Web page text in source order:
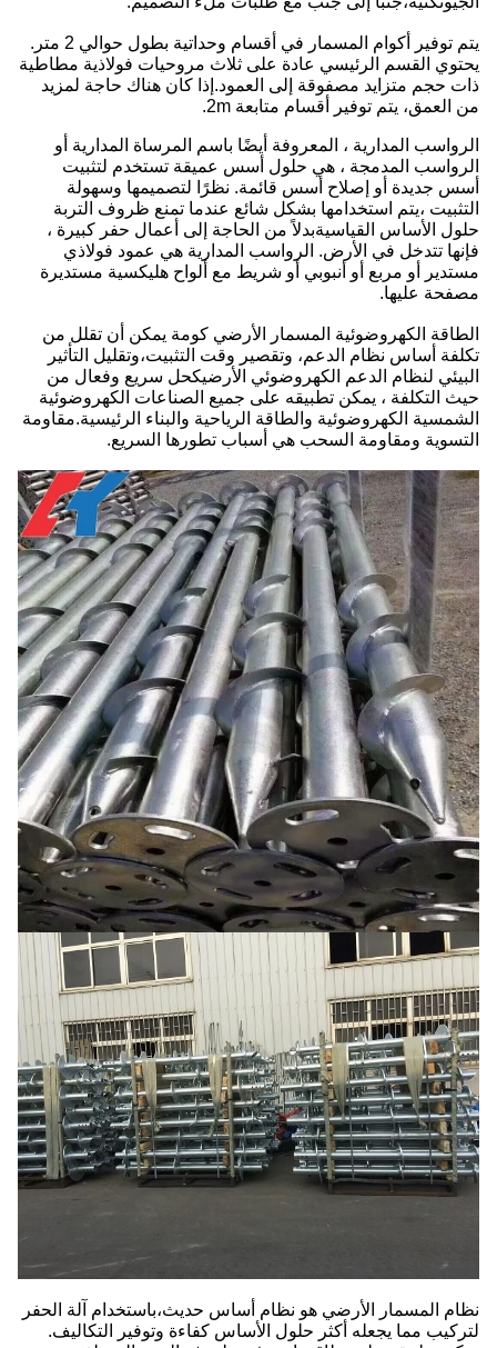
يتم توفير أكوام المسمار في أقسام وحداتية بطول حوالي 2 متر.
يحتوي القسم الرئيسي عادة على ثلاث مروحيات فولاذية مطاطية
ذات حجم متزايد مصفوقة إلى العمود.إذا كان هناك حاجة لمزيد
من العمق، يتم توفير أقسام متابعة 2m.
الرواسب المدارية ، المعروفة أيضًا باسم المرساة المدارية أو
الرواسب المدمجة ، هي حلول أسس عميقة تستخدم لتثبيت
أسس جديدة أو إصلاح أسس قائمة. نظرًا لتصميمها وسهولة
التثبيت ،يتم استخدامها بشكل شائع عندما تمنع ظروف التربة
حلول الأساس القياسيةبدلاً من الحاجة إلى أعمال حفر كبيرة ،
فإنها تتدخل في الأرض. الرواسب المدارية هي عمود فولاذي
مستدير أو مربع أو أنبوبي أو شريط مع ألواح هليكسية مستديرة
مصفحة عليها.
الطاقة الكهروضوئية المسمار الأرضي كومة يمكن أن تقلل من
تكلفة أساس نظام الدعم، وتقصير وقت التثبيت،وتقليل التأثير
البيئي لنظام الدعم الكهروضوئي الأرضيكحل سريع وفعال من
حيث التكلفة ، يمكن تطبيقه على جميع الصناعات الكهروضوئية
الشمسية الكهروضوئية والطاقة الرياحية والبناء الرئيسية.مقاومة
التسوية ومقاومة السحب هي أسباب تطورها السريع.
نظام المسمار الأرضي هو نظام أساس حديث،باستخدام آلة الحفر
لتركيب مما يجعله أكثر حلول الأساس كفاءة وتوفير التكاليف.